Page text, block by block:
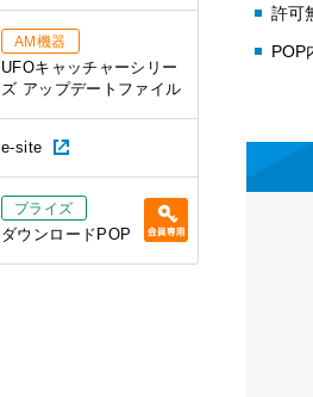
許可
POP
AM機器
UFOキャッチャーシリー
ズ アップデートファイル
e-site
プライズ
ダウンロードPOP